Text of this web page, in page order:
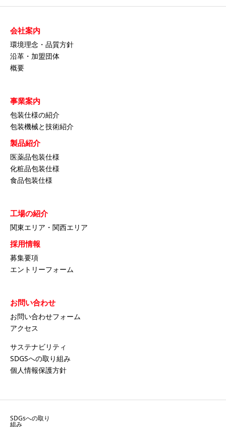
会社案内
環境理念・品質方針
沿革・加盟団体
概要
事業案内
包装仕様の紹介
包装機械と技術紹介
製品紹介
医薬品包装仕様
化粧品包装仕様
食品包装仕様
工場の紹介
関東エリア・関西エリア
採用情報
募集要項
エントリーフォーム
お問い合わせ
お問い合わせフォーム
アクセス
サステナビリティ
SDGSへの取り組み
個人情報保護方針
SDGsへの取り
組み